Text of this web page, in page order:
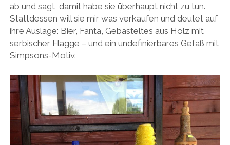
ab und sagt, damit habe sie überhaupt nicht zu tun.
Stattdessen will sie mir was verkaufen und deutet auf
ihre Auslage: Bier, Fanta, Gebasteltes aus Holz mit
serbischer Flagge – und ein undefinierbares Gefäß mit
Simpsons-Motiv.